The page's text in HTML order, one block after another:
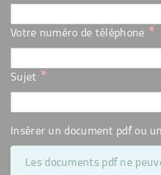
Votre numéro de téléphone *
Sujet *
Insérer un document pdf ou
Les documents pdf ne